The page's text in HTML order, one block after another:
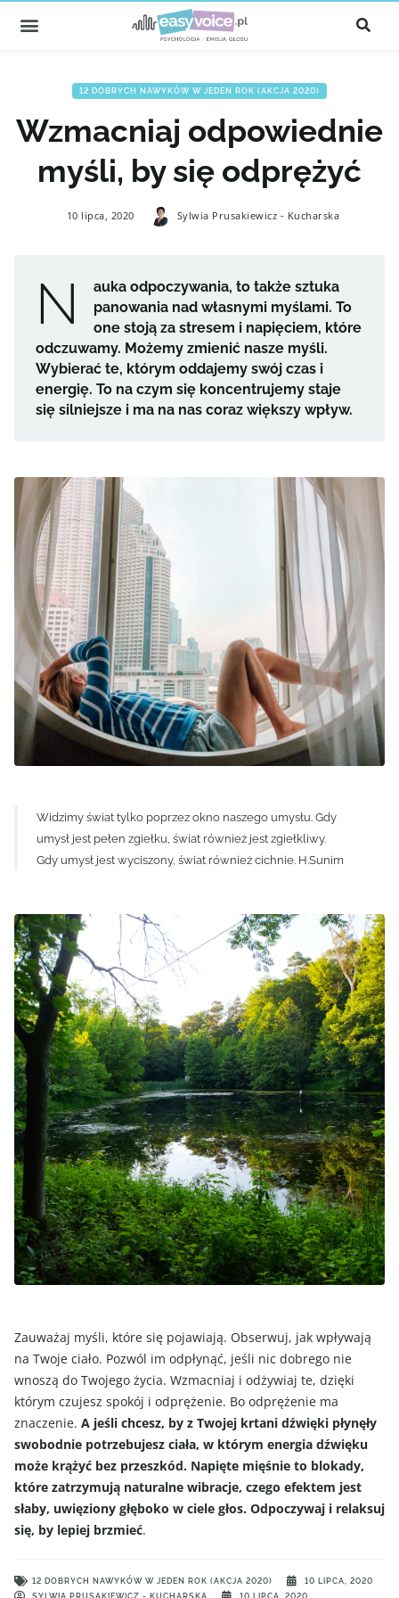
12 DOBRYCH NAWYKÓW W JEDEN ROK (AKCJA 2020)
Wzmacniaj odpowiednie
myśli, by się odprężyć
10 lipca, 2020 Sylwia Prusakiewicz - Kucharska
N
auka odpoczywania, to także sztuka
panowania nad własnymi myślami. To
one stoją za stresem i napięciem, które
odczuwamy. Możemy zmienić nasze myśli.
Wybierać te, którym oddajemy swój czas i
energię. To na czym się koncentrujemy staje
się silniejsze i ma na nas coraz większy wpływ.
Widzimy świat tylko poprzez okno naszego umysłu. Gdy
umysł jest pełen zgiełku, świat również jest zgiełkliwy.
Gdy umysł jest wyciszony, świat również cichnie. H.Sunim
Zauważaj myśli, które się pojawiają. Obserwuj, jak wpływają
na Twoje ciało. Pozwól im odpłynąć, jeśli nic dobrego nie
wnoszą do Twojego życia. Wzmacniaj i odżywiaj te, dzięki
którym czujesz spokój i odprężenie. Bo odprężenie ma
znaczenie. A jeśli chcesz, by z Twojej krtani dźwięki płynęły
swobodnie potrzebujesz ciała, w którym energia dźwięku
może krążyć bez przeszkód. Napięte mięśnie to blokady,
które zatrzymują naturalne wibracje, czego efektem jest
słaby, uwięziony głęboko w ciele głos. Odpoczywaj i relaksuj
się, by lepiej brzmieć.
12 DOBRYCH NAWYKÓW W JEDEN ROK (AKCJA 2020)
10 LIPCA, 2020
SYLWIA PRUSAKIEWICZ - KUCHARSKA
10 LIPCA, 2020